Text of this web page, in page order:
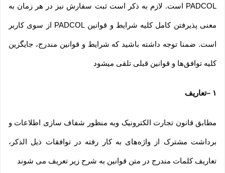
PADCOL است. لازم به ذکر است ثبت سفارش نیز در هر زمان به
معنی پذیرفتن کامل کلیه شرایط و قوانین PADCOL از سوی کاربر
است. ضمنا توجه داشته باشید که شرایط و قوانین مندرج، جایگزین
کلیه توافق‏‌ها و قوانین قبلی تلقی میشود
۱ –تعاریف
مطابق قانون تجارت الکترونیک وبه منظور شفاف سازی اطلاعات و
برداشت مشترک از واژه‌های به کار رفته در توافقات ذیل الذکر،
تعاریف کلمات مندرج در متن قوانین به شرح زیر تعریف می شوند